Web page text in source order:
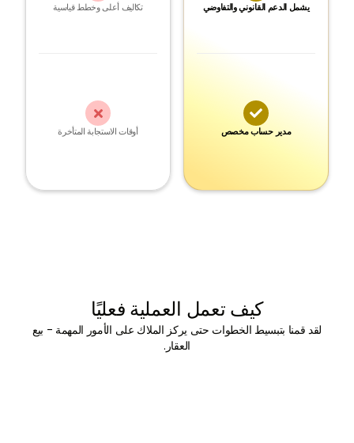
يشمل الدعم القانوني والتفاوضي

مدير حساب مخصص
تكاليف أعلى وخطط قياسية

أوقات الاستجابة المتأخرة
كيف تعمل العملية فعليًا
لقد قمنا بتبسيط الخطوات حتى يركز الملاك على الأمور المهمة - بيع
العقار.